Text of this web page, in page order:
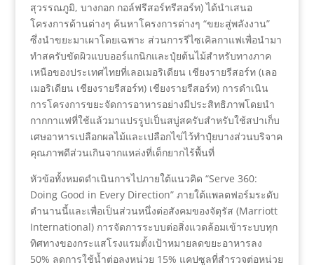
สุวรรณภูมิ, บางกอก กอล์ฟรีสอร์ทรีสอร์ท) ได้นำเสนอ
โครงการด้านต่างๆ ค้นหาโครงการต่างๆ “ขยะสู่พลังงาน”
ซึ่งนำขยะมาเผาโดยเฉพาะ ส่วนการรีไซเคิลกาแฟเพื่อนำมา
ทำสครับขัดผิวแบบออร์แกนิกและปุ๋ยต้นไม้สำหรับทางภาค
เหนือของประเทศไทยที่เลอเมอริเดียน เชียงรายรีสอร์ท (เลอ
เมอริเดียน เชียงรายรีสอร์ท) เชียงรายรีสอร์ท) การดำเนิน
การโครงการขยะจัดการอาหารอย่างมีประสิทธิภาพโดยนำ
กากกาแฟที่ใช้แล้วมาแปรรูปเป็นสบู่สครับสำหรับใช้สปาเก็บ
เศษอาหารเปลือกผลไม้และเปลือกไข่ไว้ทำปุ๋ยบางส่วนบริจาค
คุณภาพดีส่วนเกินจากแหล่งที่เด็กยากไร้พื้นที่
หัวข้อทั้งหมดดำเนินการไปภายใต้แนวคิด “Serve 360:
Doing Good in Every Direction” ภายใต้แพลตฟอร์มระดับ
ตำนานนี้และเพื่อเป็นส่วนหนึ่งต่อสังคมของจัตุรัส (Marriott
International) การจัดการระบบต่อสิ่งแวดล้อมเข้าระบบทุก
ทิศทางของกระแสโรงแรมตั้งเป้าหมายลดขยะอาหารลง
50% ลดการใช้น้ำต่อลงหน่วย 15% แคปซูลที่สำรวจต่อหน่วย